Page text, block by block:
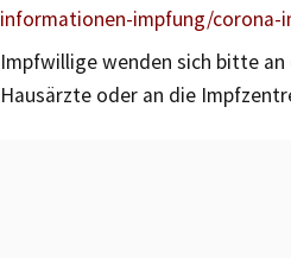
informationen-impfung/corona-
Impfwillige wenden sich bitte
Hausärzte oder an die